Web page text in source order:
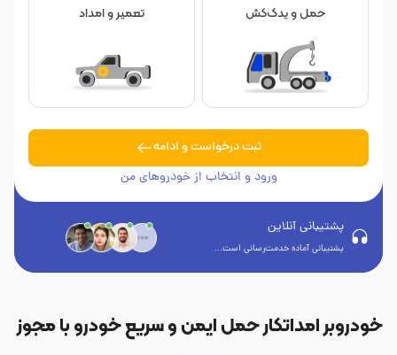
حمل و یدک‌کش تعمیر و امداد
ثبت درخواست و ادامه
ورود و انتخاب از خودروهای من
پشتیبانی آنلاین
پشتیبانی آماده خدمت‌رسانی است...
خودروبر امداتکار حمل ایمن و سریع خودرو با مجوز